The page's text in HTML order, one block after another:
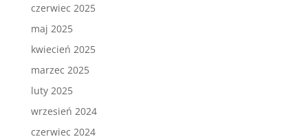
czerwiec 2025
maj 2025
kwiecień 2025
marzec 2025
luty 2025
wrzesień 2024
czerwiec 2024